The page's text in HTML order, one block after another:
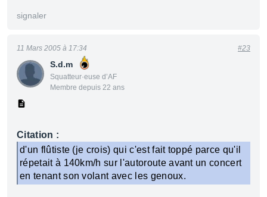
signaler
S.d.m
Squatteur·euse d’AF
Membre depuis 22 ans
11 Mars 2005 à 17:34 #23
Citation :
d'un flûtiste (je crois) qui c'est fait toppé parce qu'il
répetait à 140km/h sur l'autoroute avant un concert
en tenant son volant avec les genoux.